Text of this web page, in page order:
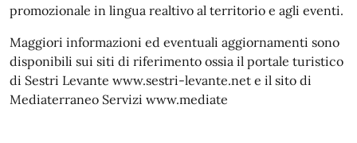
promozionale in lingua realtivo al territorio e agli eventi.
Maggiori informazioni ed eventuali aggiornamenti sono
disponibili sui siti di riferimento ossia il portale turistico
di Sestri Levante www.sestri-levante.net e il sito di
Mediaterraneo Servizi www.mediate